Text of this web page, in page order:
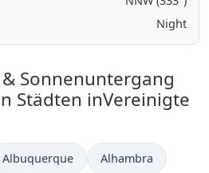
Night
Sonnenuntergang
Städten inVereinigte
Albuquerque Alhambra